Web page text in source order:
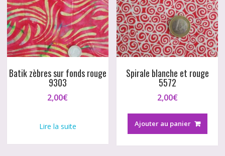
Batik zèbres sur fonds rouge
9303
2,00€
Lire la suite
Spirale blanche et rouge
5572
2,00€
Ajouter au panier